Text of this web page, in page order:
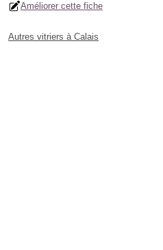
Améliorer cette fiche
Autres vitriers à Calais